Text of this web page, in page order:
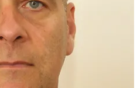
fokozatát 2012-ben
Egyetem
Nyelvtudományi Doktori
fonológiából írta,
viselkedése a világ
Magyar Nyelvtudományi
a tanító szak
tanít főállásban a Karon,